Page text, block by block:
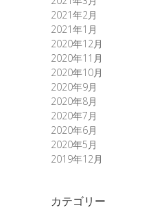
2021年2月
2021年1月
2020年12月
2020年11月
2020年10月
2020年9月
2020年8月
2020年7月
2020年6月
2020年5月
2019年12月
カテゴリー